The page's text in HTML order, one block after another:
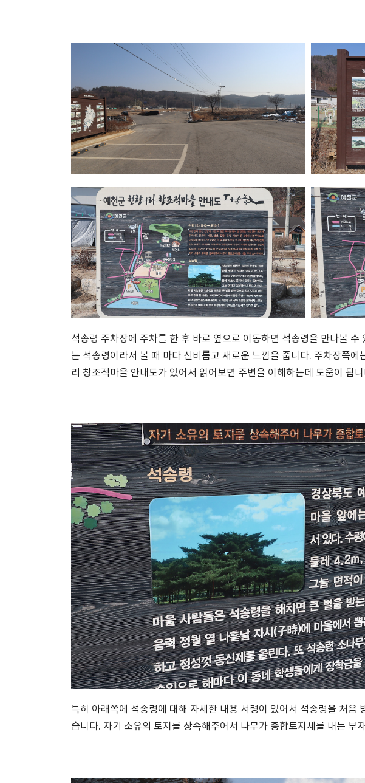
석송령 주차장에 주차를 한 후 바로 옆으로 이동하면 석송령을 만나볼
는 석송령이라서 볼 때 마다 신비롭고 새로운 느낌을 줍니다. 주차장쪽
리 창조적마을 안내도가 있어서 읽어보면 주변을 이해하는데 도움이 됩
특히 아래쪽에 석송령에 대해 자세한 내용 서령이 있어서 석송령을 처음
습니다. 자기 소유의 토지를 상속해주어서 나무가 종합토지세를 내는 부